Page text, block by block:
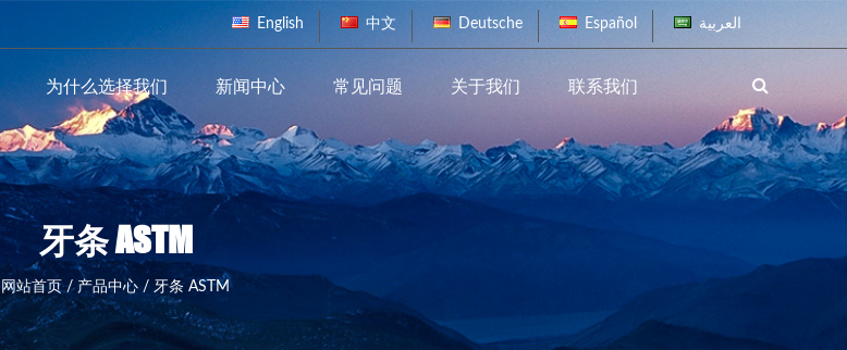
English 中文 Deutsche Español العربية
为什么选择我们 新闻中心 常见问题 关于我们 联系我们
牙条 ASTM
网站首页/ 产品中心 / 牙条 ASTM